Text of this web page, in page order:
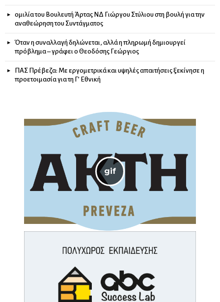
ομιλία του Βουλευτή Άρτας ΝΔ Γιώργου Στύλιου στη βουλή για την
αναθεώρηση του Συντάγματος
Όταν η συναλλαγή δηλώνεται, αλλά η πληρωμή δημιουργεί
πρόβλημα – γράφει ο Θεοδόσης Γεώργιος
ΠΑΣ Πρέβεζα: Με εργομετρικά και υψηλές απαιτήσεις ξεκίνησε η
προετοιμασία για τη Γ’ Εθνική